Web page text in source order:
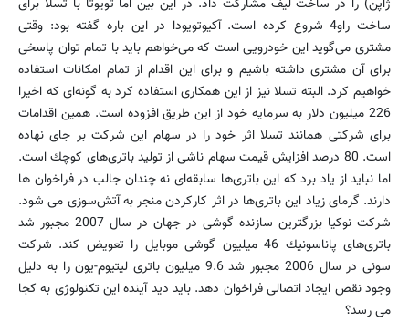
ساخت راو4 شروع كرده است. آكیوتویودا در این باره گفته بود: وقتی
مشتری می‌گوید این خودرویی است كه می‌خواهم باید با تمام توان پاسخی
برای آن مشتری داشته باشیم و برای این اقدام از تمام امكانات استفاده
خواهیم كرد. البته تسلا نیز از این همكاری استفاده كرد به گونه‌ای كه اخیرا
226 میلیون دلار به سرمایه خود از این طریق افزوده است. همین اقدامات
برای شركتی همانند تسلا اثر خود را در سهام این شركت بر جای نهاده
است. 80 درصد افزایش قیمت سهام ناشی از تولید باتری‌های كوچك است.
اما نباید از یاد برد كه این باتری‌ها سابقه‌ای نه چندان جالب در فراخوان ها
دارند. گرمای زیاد این باتری‌‌ها در اثر كاركردن منجر به آتش‌سوزی می شود.
شركت نوكیا بزرگترین سازنده گوشی در جهان در سال 2007 مجبور شد
باتری‌های پاناسونیك 46 میلیون گوشی موبایل را تعویض كند. شركت
سونی در سال 2006 مجبور شد 9.6 میلیون باتری لیتیوم-یون را به دلیل
وجود نقص ایجاد اتصالی فراخوان دهد. باید دید آینده این تكنولوژی به كجا
می رسد؟